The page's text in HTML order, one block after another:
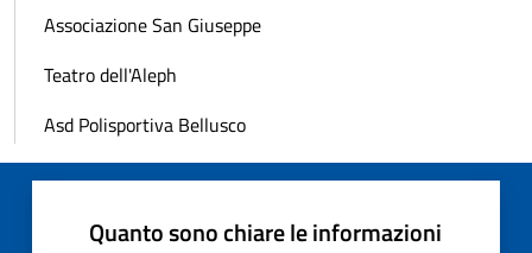
Associazione San Giuseppe
Teatro dell'Aleph
Asd Polisportiva Bellusco
Quanto sono chiare le informazioni